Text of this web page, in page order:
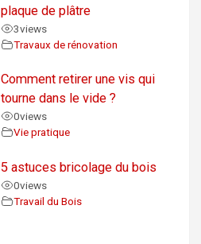
plaque de plâtre
3views
Travaux de rénovation
Comment retirer une vis qui
tourne dans le vide ?
0views
Vie pratique
5 astuces bricolage du bois
0views
Travail du Bois